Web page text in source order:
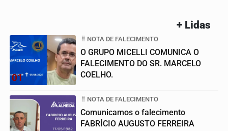
+ Lidas
01
NOTA DE FALECIMENTO
O GRUPO MICELLI COMUNICA O
FALECIMENTO DO SR. MARCELO
COELHO.
NOTA DE FALECIMENTO
Comunicamos o falecimento
FABRÍCIO AUGUSTO FERREIRA